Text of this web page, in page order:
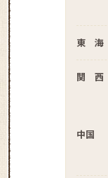
東 海
関 西
中国